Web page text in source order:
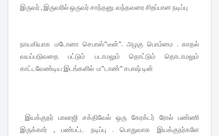
இருவர் , இருவரில் ஒருவர் சாந்தனு. வந்தவரை சிறப்பான நடிப்பு
நாயகியாக மடோனா செபாஸ்”டீன்”. அழகு பொம்மை . காதல்
வயப்படுவதை பட்டும் படாமலும் தொட்டும் தொடாமலும்
காட்டவேண்டிய இடங்களில் ம”டாண்” சபாஷ் டின்
இயக்குநர் பாலாஜி சக்திவேல் ஒரு கேரக்டர் ரோல் பண்ணி
இருக்கார் , பண்பட்ட நடிப்பு . பொதுவாக இயக்குநர்களே